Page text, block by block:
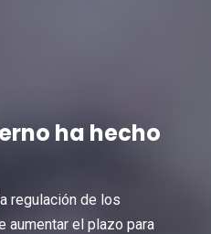
ha hecho
regulación de los
aumentar el plazo para